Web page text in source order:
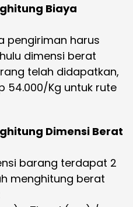
Biaya
pengiriman harus
dimensi berat
telah didapatkan,
54.000/Kg untuk rute
Dimensi Berat
barang terdapat 2
menghitung berat